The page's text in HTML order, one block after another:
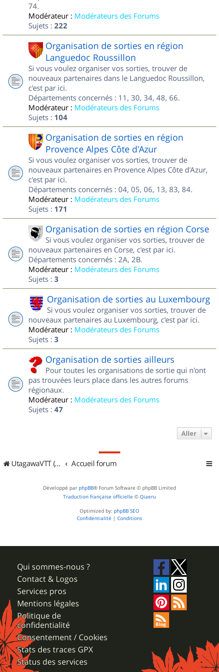
74.
Modérateur : Modérateurs des Forums
Sujets : 222
Organisation de sorties en région
Languedoc Roussillon
Si vous voulez organiser vos sorties, trouver de
nouveaux partenaires dans le Languedoc Roussillon,
c'est par ici.
Départements concernés : 11, 30, 34, 48, 66.
Modérateur : Modérateurs des Forums
Sujets : 104
Organisation de sorties en région
Provence Alpes Côte d'Azur
Si vous voulez organiser vos sorties, trouver de
nouveaux partenaires en Provence Alpes Côte d'Azur,
c'est par ici.
Départements concernés : 04, 05, 06, 13, 83, 84.
Modérateur : Modérateurs des Forums
Sujets : 171
Organisation de sorties en région Corse
Si vous voulez organiser vos sorties, trouver de
nouveaux partenaires en Corse, c'est par ici.
Départements concernés : 2A, 2B.
Modérateur : Modérateurs des Forums
Sujets : 3
Organisation de sorties au Luxembourg
Si vous voulez organiser vos sorties, trouver de
nouveaux partenaires au Luxembourg, c'est par ici.
Modérateur : Modérateurs des Forums
Sujets : 3
Organisation de sorties ailleurs
Pour toutes les organisations de sortie qui n'ont
pas trouvées leurs place dans les autres forums
régionaux.
Modérateur : Modérateurs des Forums
Sujets : 47
Aller
UtagawaVTT (Randos VTT et VTTAE avec traces GPS) Accueil forum
Développé par phpBB® Forum Software © phpBB Limited
Traduction française officielle © Qiaeru
Optimized by: phpBB SEO
Confidentialité | Conditions
Qui sommes-nous ?
Contact & Logos
Services pros
Mentions légales
Politique de
confidentialité
Consentement / Cookies
Stats des traces GPX
Status des services